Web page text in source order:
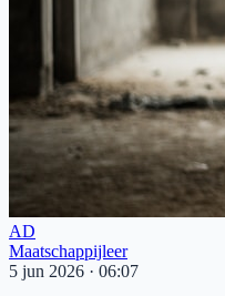
AD
Maatschappijleer
5 jun 2026 · 06:07